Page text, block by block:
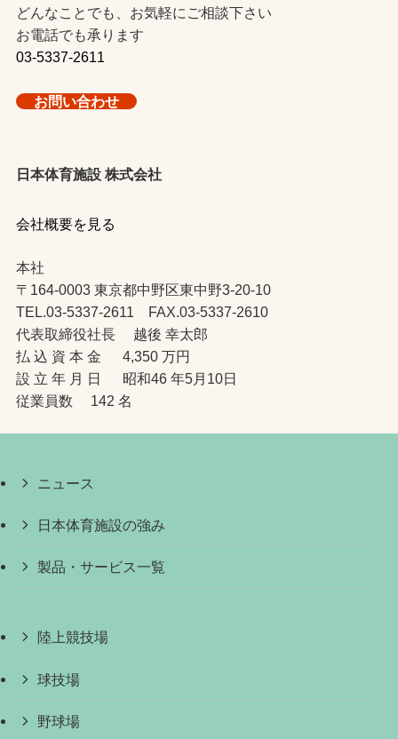
どんなことでも、お気軽にご相談下さい
お電話でも承ります
03-5337-2611
お問い合わせ
日本体育施設 株式会社
会社概要を見る
本社
〒164-0003 東京都中野区東中野3-20-10
TEL.03-5337-2611 FAX.03-5337-2610
代表取締役社長 越後 幸太郎
払 込 資 本 金 4,350 万円
設 立 年 月 日 昭和46 年5月10日
従業員数 142 名
ニュース
日本体育施設の強み
製品・サービス一覧
陸上競技場
球技場
野球場